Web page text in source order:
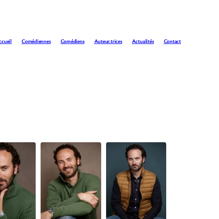
Comédiennes Comédiens Auteur.trices Actualités Contact